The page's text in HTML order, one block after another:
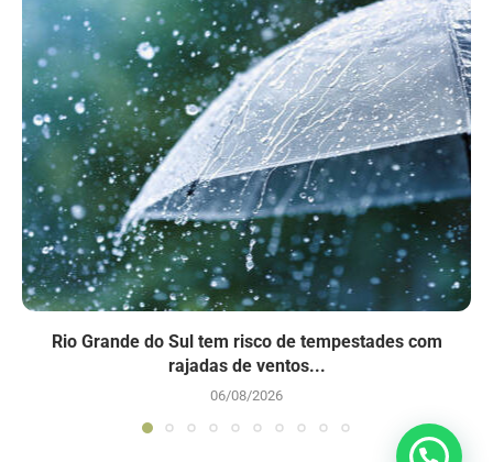
Rio Grande do Sul tem risco de tempestades com
rajadas de ventos...
06/08/2026